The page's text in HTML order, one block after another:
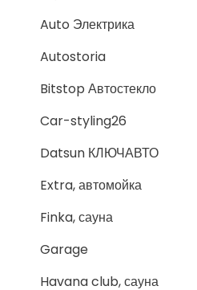
Auto Электрика
Autostoria
Bitstop Автостекло
Car-styling26
Datsun КЛЮЧАВТО
Extra, автомойка
Finka, сауна
Garage
Havana club, сауна